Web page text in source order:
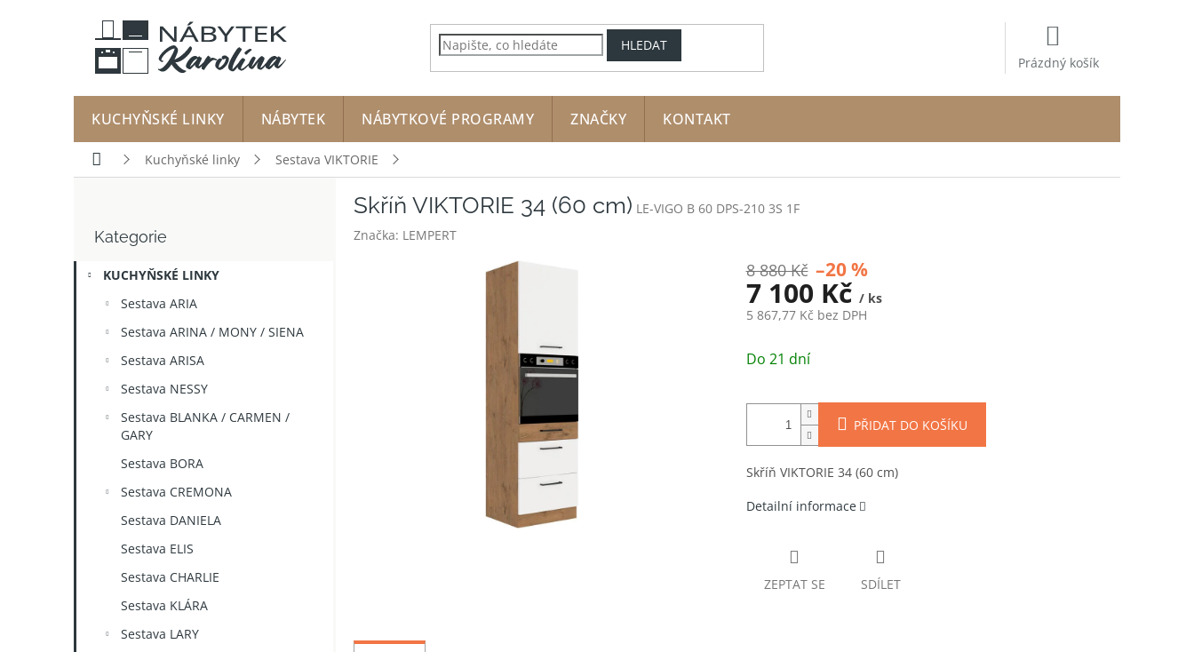
HLEDAT
KOŠÍK
Prázdný košík
KUCHYŇSKÉ LINKY NÁBYTEK NÁBYTKOVÉ PROGRAMY ZNAČKY KONTAKT
Domů Kuchyňské linky Sestava VIKTORIE
r
kategorie
Kategorie
KUCHYŇSKÉ LINKY
Sestava ARIA
Sestava ARINA / MONY / SIENA
Sestava ARISA
Sestava NESSY
Sestava BLANKA / CARMEN /
GARY
Sestava BORA
Sestava CREMONA
Sestava DANIELA
Sestava ELIS
Sestava CHARLIE
Sestava KLÁRA
Sestava LARY
Skříň VIKTORIE 34 (60 cm) LE-VIGO B 60 DPS-210 3S 1F
Značka: LEMPERT
8 880 Kč –20 %
7 100 Kč / ks
5 867,77 Kč bez DPH
cena:
Do 21 dní
PŘIDAT DO KOŠÍKU
Skříň VIKTORIE 34 (60 cm)
Detailní informace
ZEPTAT SE SDÍLET